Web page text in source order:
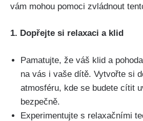
vám mohou ​pomoci zvládnout
1. Dopřejte si relaxaci a klid
Pamatujte,‍ že váš klid a
na vás i vaše dítě. Vytvořte si
⁣atmosféru, kde se budete ⁤cítit​
bezpečně.
Experimentujte s relaxačními